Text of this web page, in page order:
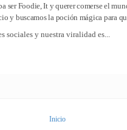
ser Foodie, It y querer comerse el
y buscamos la poción mágica para
sociales y nuestra viralidad es...
Inicio